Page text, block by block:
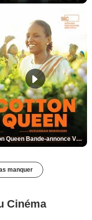
Cotton Queen Bande-annonce VO STFR
manquer
Cinéma